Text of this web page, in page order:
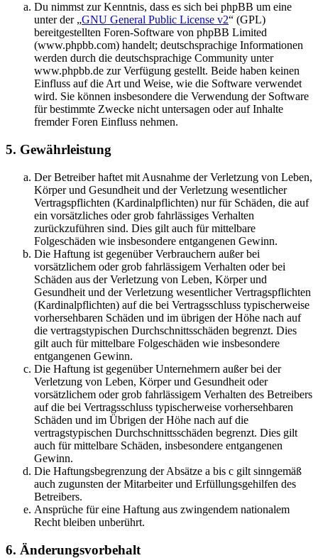
Du nimmst zur Kenntnis, dass es sich bei phpBB um eine
unter der „GNU General Public License v2“ (GPL)
bereitgestellten Foren-Software von phpBB Limited
(www.phpbb.com) handelt; deutschsprachige Informationen
werden durch die deutschsprachige Community unter
www.phpbb.de zur Verfügung gestellt. Beide haben keinen
Einfluss auf die Art und Weise, wie die Software verwendet
wird. Sie können insbesondere die Verwendung der Software
für bestimmte Zwecke nicht untersagen oder auf Inhalte
fremder Foren Einfluss nehmen.
5. Gewährleistung
Der Betreiber haftet mit Ausnahme der Verletzung von Leben,
Körper und Gesundheit und der Verletzung wesentlicher
Vertragspflichten (Kardinalpflichten) nur für Schäden, die auf
ein vorsätzliches oder grob fahrlässiges Verhalten
zurückzuführen sind. Dies gilt auch für mittelbare
Folgeschäden wie insbesondere entgangenen Gewinn.
Die Haftung ist gegenüber Verbrauchern außer bei
vorsätzlichem oder grob fahrlässigem Verhalten oder bei
Schäden aus der Verletzung von Leben, Körper und
Gesundheit und der Verletzung wesentlicher Vertragspflichten
(Kardinalpflichten) auf die bei Vertragsschluss typischerweise
vorhersehbaren Schäden und im übrigen der Höhe nach auf
die vertragstypischen Durchschnittsschäden begrenzt. Dies
gilt auch für mittelbare Folgeschäden wie insbesondere
entgangenen Gewinn.
Die Haftung ist gegenüber Unternehmern außer bei der
Verletzung von Leben, Körper und Gesundheit oder
vorsätzlichem oder grob fahrlässigem Verhalten des Betreibers
auf die bei Vertragsschluss typischerweise vorhersehbaren
Schäden und im Übrigen der Höhe nach auf die
vertragstypischen Durchschnittsschäden begrenzt. Dies gilt
auch für mittelbare Schäden, insbesondere entgangenen
Gewinn.
Die Haftungsbegrenzung der Absätze a bis c gilt sinngemäß
auch zugunsten der Mitarbeiter und Erfüllungsgehilfen des
Betreibers.
Ansprüche für eine Haftung aus zwingendem nationalem
Recht bleiben unberührt.
6. Änderungsvorbehalt